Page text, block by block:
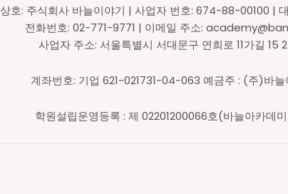
상호: 주식회사 바늘이야기 | 사업자 번호: 674-88-00100 |
전화번호: 02-771-9771 | 이메일 주소:
사업자 주소: 서울특별시 서대문구 연희로 11가길 15
계좌번호: 기업 621-021731-04-063 예금주 : (주)바늘
학원설립운영등록 : 제 02201200066호(바늘아카데